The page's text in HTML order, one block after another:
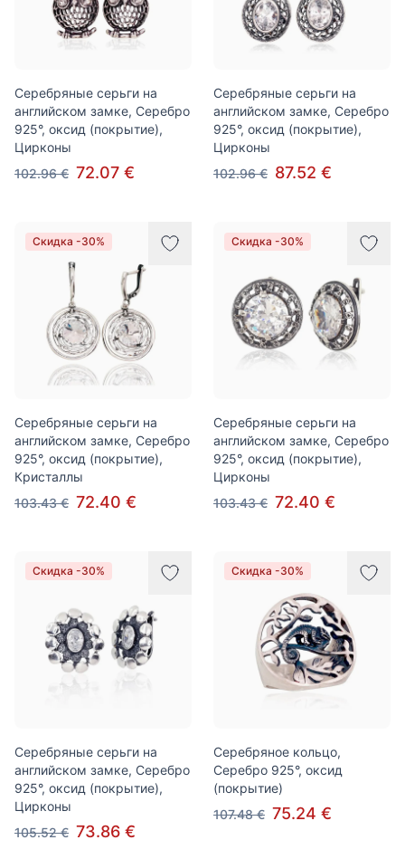
Серебряные серьги на
английском замке, Серебро
925°, оксид (покрытие),
Цирконы
102.96 € 72.07 €
Серебряные серьги на
английском замке, Серебро
925°, оксид (покрытие),
Цирконы
102.96 € 87.52 €
Скидка -30%
Серебряные серьги на
английском замке, Серебро
925°, оксид (покрытие),
Кристаллы
103.43 € 72.40 €
Скидка -30%
Серебряные серьги на
английском замке, Серебро
925°, оксид (покрытие),
Цирконы
103.43 € 72.40 €
Скидка -30%
Серебряные серьги на
английском замке, Серебро
925°, оксид (покрытие),
Цирконы
105.52 € 73.86 €
Скидка -30%
Серебряное кольцо,
Серебро 925°, оксид
(покрытие)
107.48 € 75.24 €